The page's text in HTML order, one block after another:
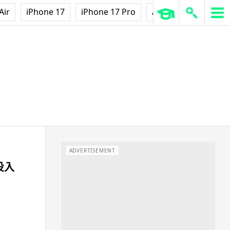
iPhone 17 iPhone 17 Pro AirPods Pro 3
入
ADVERTISEMENT